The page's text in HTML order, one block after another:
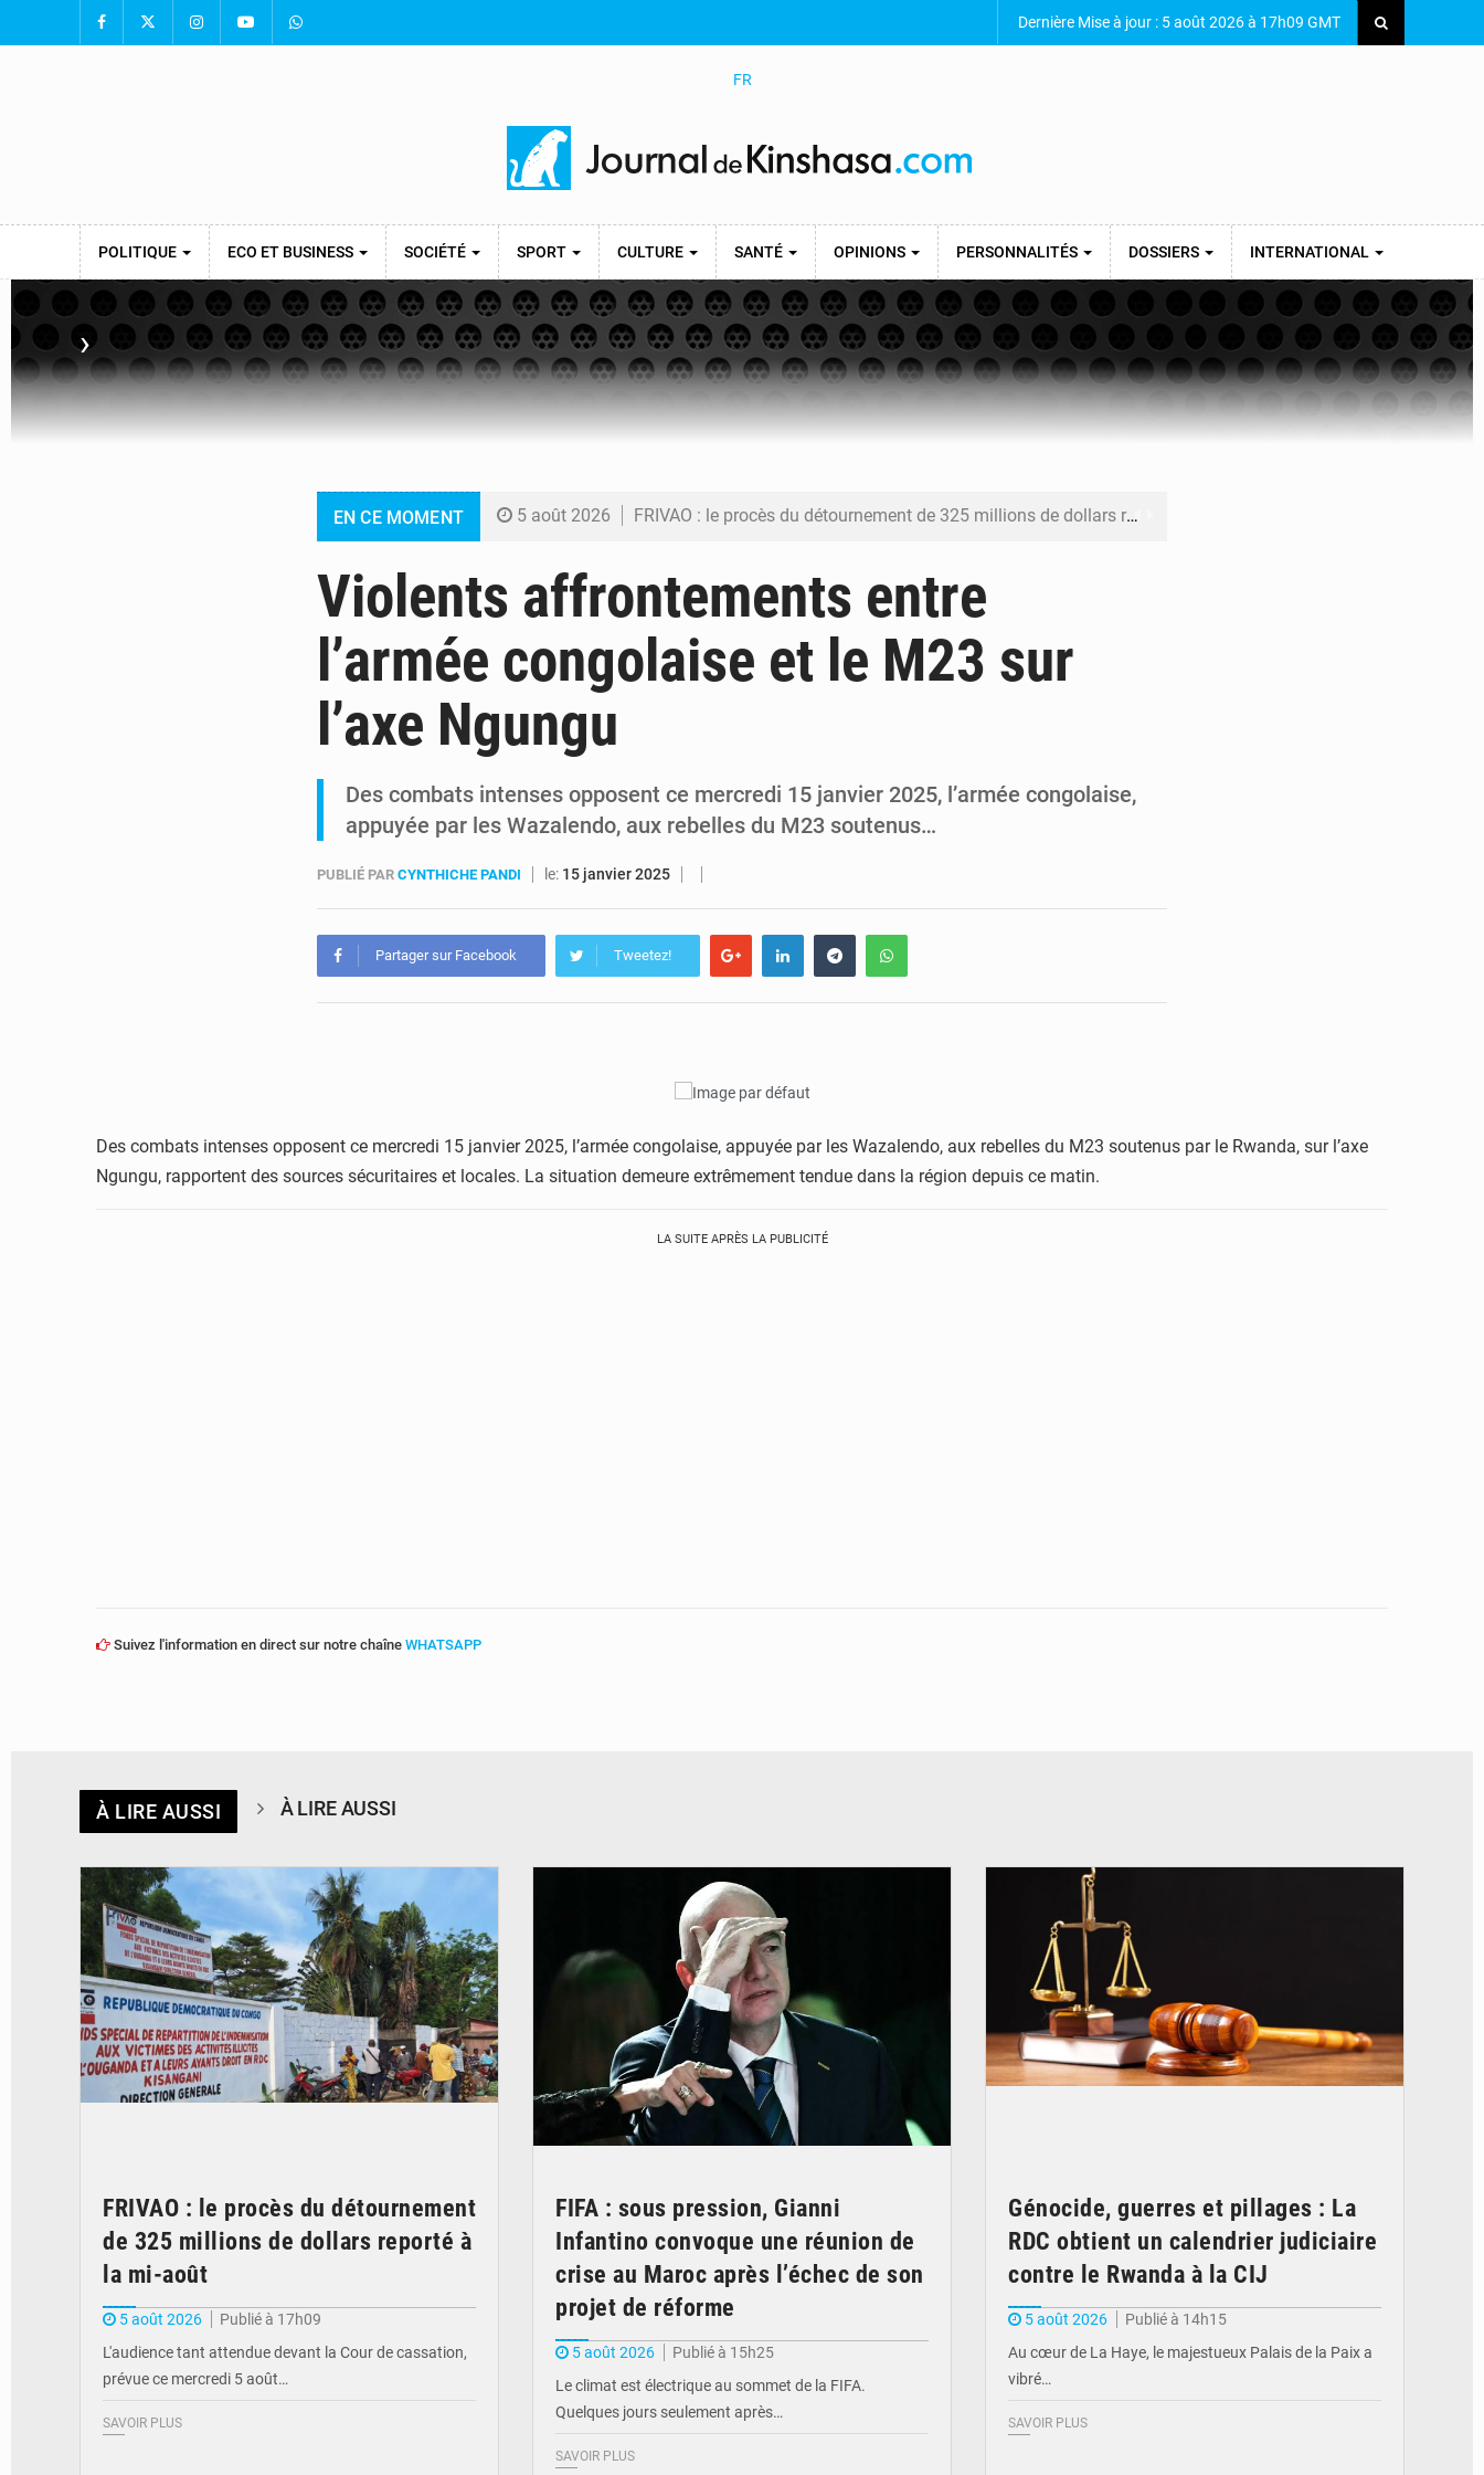
Dernière Mise à jour : 5 août 2026 à 17h09 GMT
FR
POLITIQUE ECO ET BUSINESS SOCIÉTÉ SPORT CULTURE SANTÉ OPINIONS PERSONNALITÉS DOSSIERS INTERNATIONAL
›
EN CE MOMENT 5 août 2026 FRIVAO : le procès du détournement de 325 millions de dollars reporté à la mi-août
5 août 2026 Génocide, guerres et pillages : La RDC obtient un calendrier judiciaire contre le Rwanda à la CIJ
5 août 2026 Alerte Ebola à Kinshasa : Un bateau sous haute surveillance accoste à Maluku avec 200 passagers à bord
5 août 2026
Violents affrontements entre
l’armée congolaise et le M23 sur
l’axe Ngungu
Des combats intenses opposent ce mercredi 15 janvier 2025, l’armée congolaise,
appuyée par les Wazalendo, aux rebelles du M23 soutenus…
PUBLIÉ PAR CYNTHICHE PANDI le: 15 janvier 2025
Partager sur Facebook Tweetez!
Des combats intenses opposent ce mercredi 15 janvier 2025, l’armée congolaise, appuyée par les Wazalendo, aux rebelles du M23 soutenus par le Rwanda, sur l’axe
Ngungu, rapportent des sources sécuritaires et locales. La situation demeure extrêmement tendue dans la région depuis ce matin.
LA SUITE APRÈS LA PUBLICITÉ
Suivez l'information en direct sur notre chaîne WHATSAPP
À LIRE AUSSI À LIRE AUSSI
FRIVAO : le procès du détournement
de 325 millions de dollars reporté à
la mi-août
5 août 2026
Publié à 17h09
L'audience tant attendue devant la Cour de cassation,
prévue ce mercredi 5 août…
SAVOIR PLUS
FIFA : sous pression, Gianni
Infantino convoque une réunion de
crise au Maroc après l’échec de son
projet de réforme
5 août 2026
Publié à 15h25
Le climat est électrique au sommet de la FIFA.
Quelques jours seulement après…
SAVOIR PLUS
Génocide, guerres et pillages : La
RDC obtient un calendrier judiciaire
contre le Rwanda à la CIJ
5 août 2026
Publié à 14h15
Au cœur de La Haye, le majestueux Palais de la Paix a
vibré…
SAVOIR PLUS